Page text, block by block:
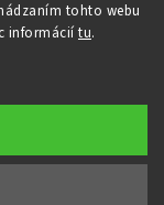
tohto webu
informácií tu.
vyhradené.